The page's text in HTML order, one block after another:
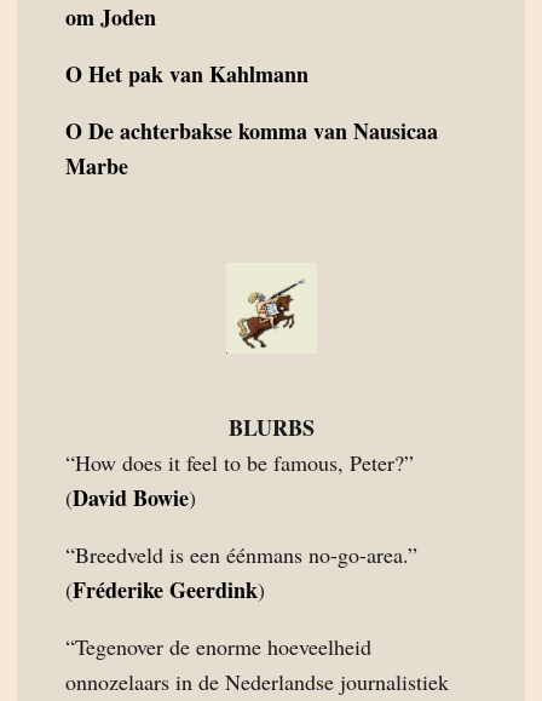
om Joden
OHet pak van Kahlmann
ODe achterbakse komma van Nausicaa
Marbe
BLURBS
“How does it feel to be famous, Peter?”
(David Bowie)
“Breedveld is een éénmans no-go-area.”
(Fréderike Geerdink)
“Tegenover de enorme hoeveelheid
onnozelaars in de Nederlandse journalistiek